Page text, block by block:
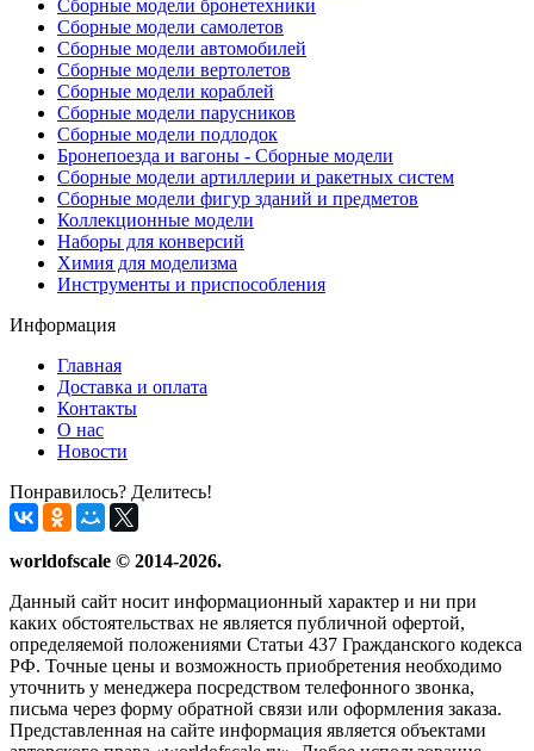
Сборные модели бронетехники
Сборные модели самолетов
Сборные модели автомобилей
Сборные модели вертолетов
Сборные модели кораблей
Сборные модели парусников
Сборные модели подлодок
Бронепоезда и вагоны - Сборные модели
Сборные модели артиллерии и ракетных систем
Сборные модели фигур зданий и предметов
Коллекционные модели
Наборы для конверсий
Химия для моделизма
Инструменты и приспособления
Информация
Главная
Доставка и оплата
Контакты
О нас
Новости
Понравилось? Делитесь!
worldofscale © 2014-2026.
Данный сайт носит информационный характер и ни при
каких обстоятельствах не является публичной офертой,
определяемой положениями Статьи 437 Гражданского кодекса
РФ. Точные цены и возможность приобретения необходимо
уточнить у менеджера посредством телефонного звонка,
письма через форму обратной связи или оформления заказа.
Представленная на сайте информация является объектами